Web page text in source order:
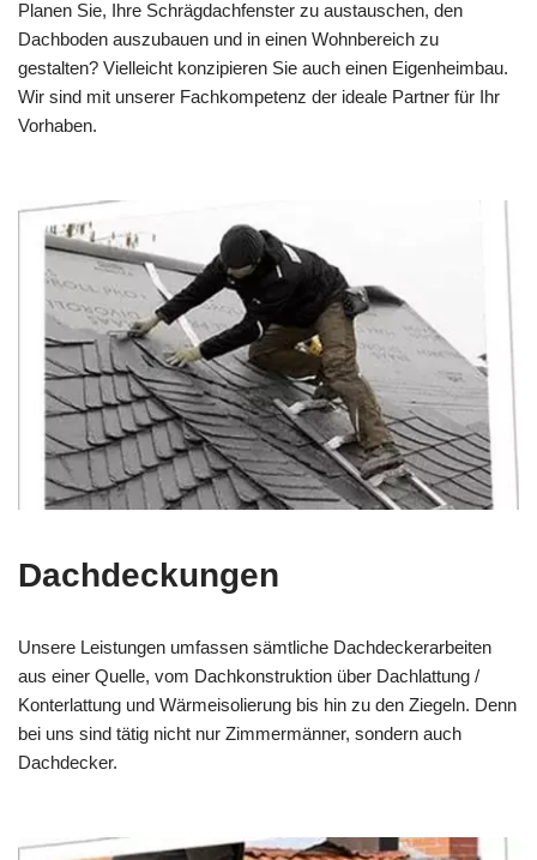
Planen Sie, Ihre Schrägdachfenster zu austauschen, den
Dachboden auszubauen und in einen Wohnbereich zu
gestalten? Vielleicht konzipieren Sie auch einen Eigenheimbau.
Wir sind mit unserer Fachkompetenz der ideale Partner für Ihr
Vorhaben.
Dachdeckungen
Unsere Leistungen umfassen sämtliche Dachdeckerarbeiten
aus einer Quelle, vom Dachkonstruktion über Dachlattung /
Konterlattung und Wärmeisolierung bis hin zu den Ziegeln. Denn
bei uns sind tätig nicht nur Zimmermänner, sondern auch
Dachdecker.